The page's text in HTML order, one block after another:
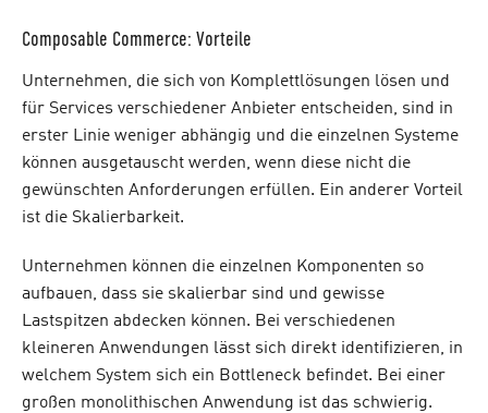
Composable Commerce: Vorteile
Unternehmen, die sich von Komplettlösungen lösen und
für Services verschiedener Anbieter entscheiden, sind in
erster Linie weniger abhängig und die einzelnen Systeme
können ausgetauscht werden, wenn diese nicht die
gewünschten Anforderungen erfüllen. Ein anderer Vorteil
ist die Skalierbarkeit.
Unternehmen können die einzelnen Komponenten so
aufbauen, dass sie skalierbar sind und gewisse
Lastspitzen abdecken können. Bei verschiedenen
kleineren Anwendungen lässt sich direkt identifizieren, in
welchem System sich ein Bottleneck befindet. Bei einer
großen monolithischen Anwendung ist das schwierig.